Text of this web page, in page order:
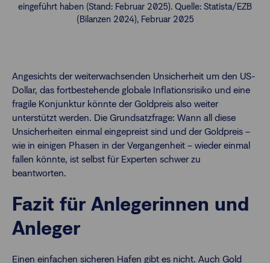
eingeführt haben (Stand: Februar 2025). Quelle: Statista/EZB
(Bilanzen 2024), Februar 2025
Angesichts der weiterwachsenden Unsicherheit um den US-
Dollar, das fortbestehende globale Inflationsrisiko und eine
fragile Konjunktur könnte der Goldpreis also weiter
unterstützt werden. Die Grundsatzfrage: Wann all diese
Unsicherheiten einmal eingepreist sind und der Goldpreis –
wie in einigen Phasen in der Vergangenheit – wieder einmal
fallen könnte, ist selbst für Experten schwer zu
beantworten.
Fazit für Anlegerinnen und
Anleger
Einen einfachen sicheren Hafen gibt es nicht. Auch Gold